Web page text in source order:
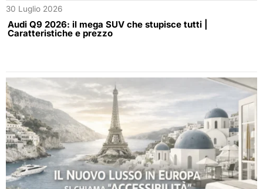
30 Luglio 2026
Audi Q9 2026: il mega SUV che stupisce tutti |
Caratteristiche e prezzo